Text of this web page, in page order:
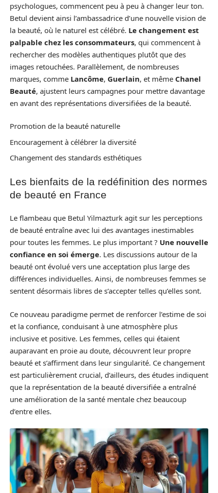
psychologues, commencent peu à peu à changer leur ton.
Betul devient ainsi l’ambassadrice d’une nouvelle vision de
la beauté, où le naturel est célébré. Le changement est
palpable chez les consommateurs, qui commencent à
rechercher des modèles authentiques plutôt que des
images retouchées. Parallèlement, de nombreuses
marques, comme Lancôme, Guerlain, et même Chanel
Beauté, ajustent leurs campagnes pour mettre davantage
en avant des représentations diversifiées de la beauté.
Promotion de la beauté naturelle
Encouragement à célébrer la diversité
Changement des standards esthétiques
Les bienfaits de la redéfinition des normes
de beauté en France
Le flambeau que Betul Yilmazturk agit sur les perceptions
de beauté entraîne avec lui des avantages inestimables
pour toutes les femmes. Le plus important ? Une nouvelle
confiance en soi émerge. Les discussions autour de la
beauté ont évolué vers une acceptation plus large des
différences individuelles. Ainsi, de nombreuses femmes se
sentent désormais libres de s’accepter telles qu’elles sont.
Ce nouveau paradigme permet de renforcer l’estime de soi
et la confiance, conduisant à une atmosphère plus
inclusive et positive. Les femmes, celles qui étaient
auparavant en proie au doute, découvrent leur propre
beauté et s’affirment dans leur singularité. Ce changement
est particulièrement crucial, d’ailleurs, des études indiquent
que la représentation de la beauté diversifiée a entraîné
une amélioration de la santé mentale chez beaucoup
d’entre elles.